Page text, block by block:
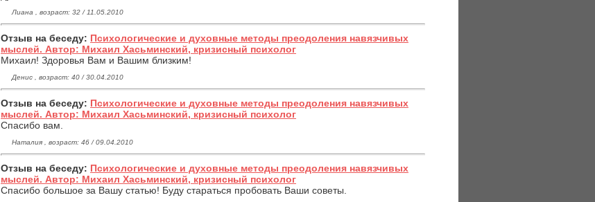
Лиана , возраст: 32 / 11.05.2010
Отзыв на беседу: Психологические и духовные методы преодоления навязчивых
мыслей. Автор: Михаил Хасьминский, кризисный психолог
Михаил! Здоровья Вам и Вашим близким!
Денис , возраст: 40 / 30.04.2010
Отзыв на беседу: Психологические и духовные методы преодоления навязчивых
мыслей. Автор: Михаил Хасьминский, кризисный психолог
Спасибо вам.
Наталия , возраст: 46 / 09.04.2010
Отзыв на беседу: Психологические и духовные методы преодоления навязчивых
мыслей. Автор: Михаил Хасьминский, кризисный психолог
Спасибо большое за Вашу статью! Буду стараться пробовать Ваши советы.